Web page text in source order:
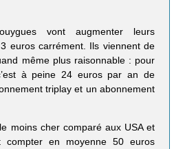
vont augmenter leurs
euros carrément. Ils viennent de
même plus raisonnable : pour
à peine 24 euros par an de
triplay et un abonnement
moins cher comparé aux USA et
en moyenne 50 euros